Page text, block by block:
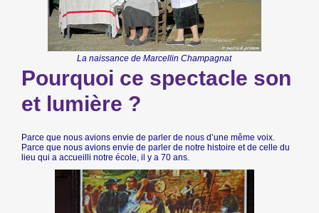
La naissance de Marcellin Champagnat
Pourquoi ce spectacle son
et lumière ?
Parce que nous avions envie de parler de nous d’une même voix.
Parce que nous avions envie de parler de notre histoire et de celle du
lieu qui a accueilli notre école, il y a 70 ans.